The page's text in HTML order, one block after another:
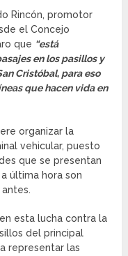
Rincón, promotor
el Concejo
que “está
en los pasillos y
Cristóbal, para eso
que hacen vida en
organizar la
vehicular, puesto
que se presentan
última hora son
esta lucha contra la
del principal
representar las